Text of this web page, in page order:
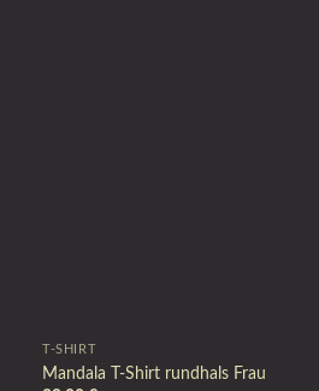
T-SHIRT
Mandala T-Shirt rundhals Frau